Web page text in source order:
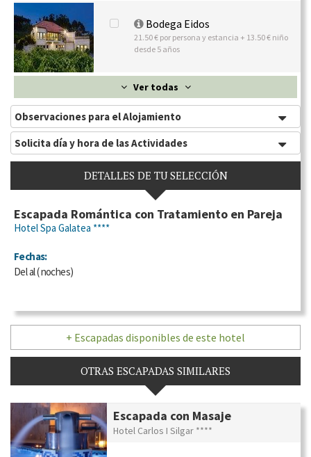
Bodega Eidos
21.50 € por persona y estancia + 13.50 € niño
desde 5 años
Ver todas
Observaciones para el Alojamiento
Solicita día y hora de las Actividades
DETALLES DE TU SELECCIÓN
Escapada Romántica con Tratamiento en Pareja
Hotel Spa Galatea ****
Fechas:
Delal(noches)
+ Escapadas disponibles de este hotel
OTRAS ESCAPADAS SIMILARES
Escapada con Masaje
Hotel Carlos I Silgar ****